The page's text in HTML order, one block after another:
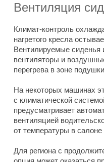
Вентиляция
Климат-контроль
нагретого кресла
Вентилируемые сиденья
вентиляторы и
перегрева в зоне
На некоторых машинах
с климатической
предусматривает
вентиляцией
от температуры в
Для региона с